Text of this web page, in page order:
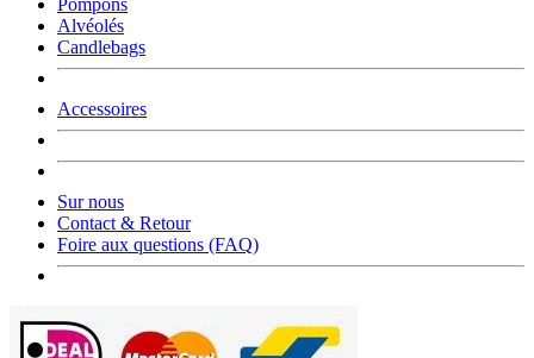
Pompons
Alvéolés
Candlebags
Accessoires
Sur nous
Contact & Retour
Foire aux questions (FAQ)